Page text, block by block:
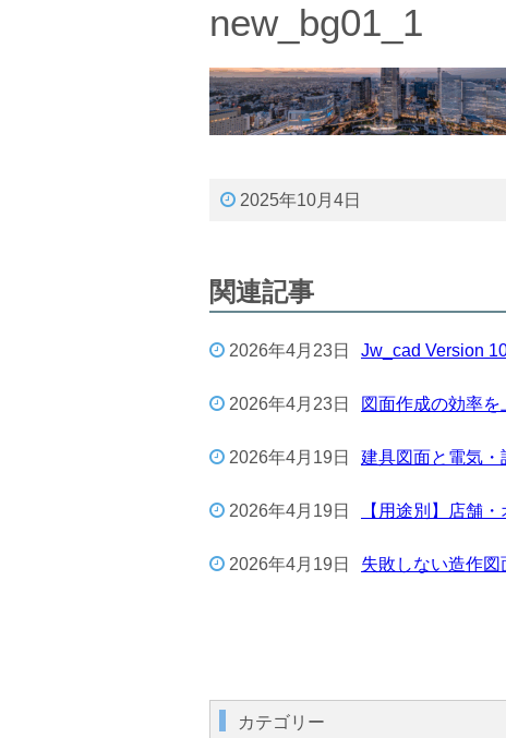
new_bg01_1
2025年10月4日
関連記事
2026年4月23日 Jw_cad Version
2026年4月23日 図面作成の効率
2026年4月19日 建具図面と電気・
2026年4月19日 【用途別】店舗
2026年4月19日 失敗しない造作
カテゴリー